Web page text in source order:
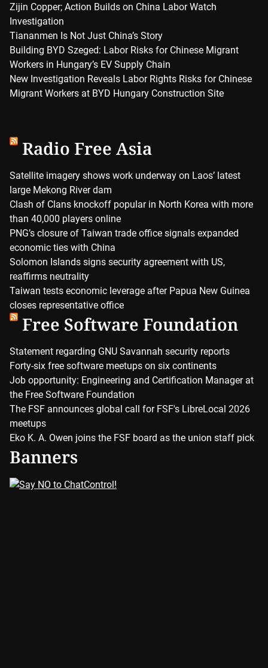
Zijin Copper; Action Builds on China Labor Watch
Investigation
Tiananmen Is Not Just China’s Story
Building BYD Szeged: Labor Risks for Chinese Migrant
Workers in Hungary’s EV Supply Chain
New Investigation Reveals Labor Rights Risks for Chinese
Migrant Workers at BYD Hungary Construction Site
Radio Free Asia
Satellite imagery shows work underway on Laos’ latest
large Mekong River dam
Clash of Clans knockoff popular in North Korea with more
than 40,000 players online
PNG’s closure of Taiwan trade office signals expanded
economic ties with China
Solomon Islands signs security agreement with US,
reaffirms neutrality
Taiwan tests economic leverage after Papua New Guinea
closes representative office
Free Software Foundation
Statement regarding GNU Savannah security reports
Forty-six free software meetups on six continents
Job opportunity: Engineering and Certification Manager at
the Free Software Foundation
The FSF announces global call for FSF's LibreLocal 2026
meetups
Eko K. A. Owen joins the FSF board as the union staff pick
Banners